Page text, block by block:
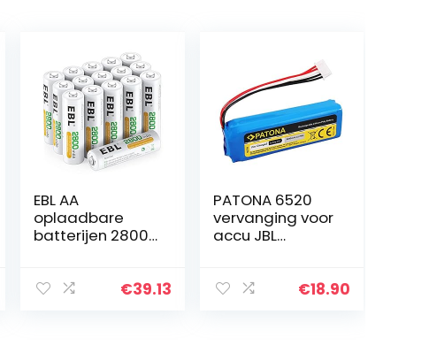
EBL AA
oplaadbare
batterijen 2800
geringe
€39.13
PATONA 6520
vervanging voor
accu JBL
compatibel met
€18.90